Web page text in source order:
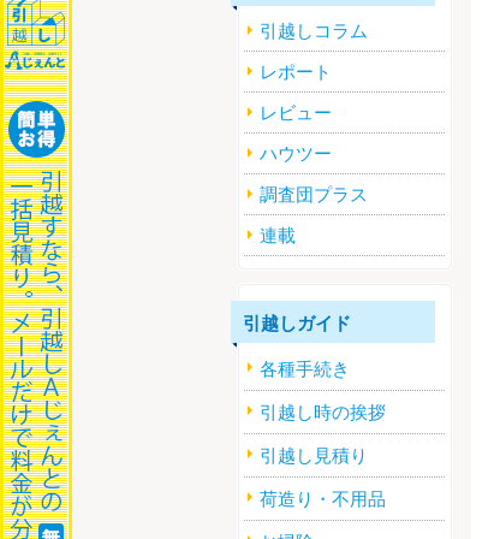
引越しコラム
レポート
レビュー
ハウツー
調査団プラス
連載
引越しガイド
各種手続き
引越し時の挨拶
引越し見積り
荷造り・不用品